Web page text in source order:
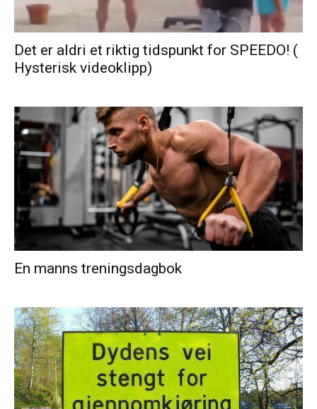
Det er aldri et riktig tidspunkt for SPEEDO! (
Hysterisk videoklipp)
En manns treningsdagbok